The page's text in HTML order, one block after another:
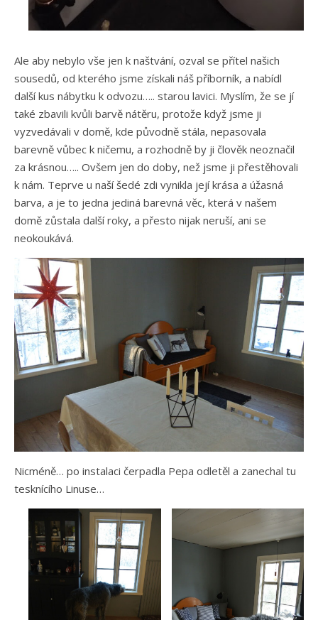
Ale aby nebylo vše jen k naštvání, ozval se přítel našich
sousedů, od kterého jsme získali náš příborník, a nabídl
další kus nábytku k odvozu….. starou lavici. Myslím, že se jí
také zbavili kvůli barvě nátěru, protože když jsme ji
vyzvedávali v domě, kde původně stála, nepasovala
barevně vůbec k ničemu, a rozhodně by ji člověk neoznačil
za krásnou….. Ovšem jen do doby, než jsme ji přestěhovali
k nám. Teprve u naší šedé zdi vynikla její krása a úžasná
barva, a je to jedna jediná barevná věc, která v našem
domě zůstala další roky, a přesto nijak neruší, ani se
neokoukává.
Nicméně… po instalaci čerpadla Pepa odletěl a zanechal tu
tesknícího Linuse…